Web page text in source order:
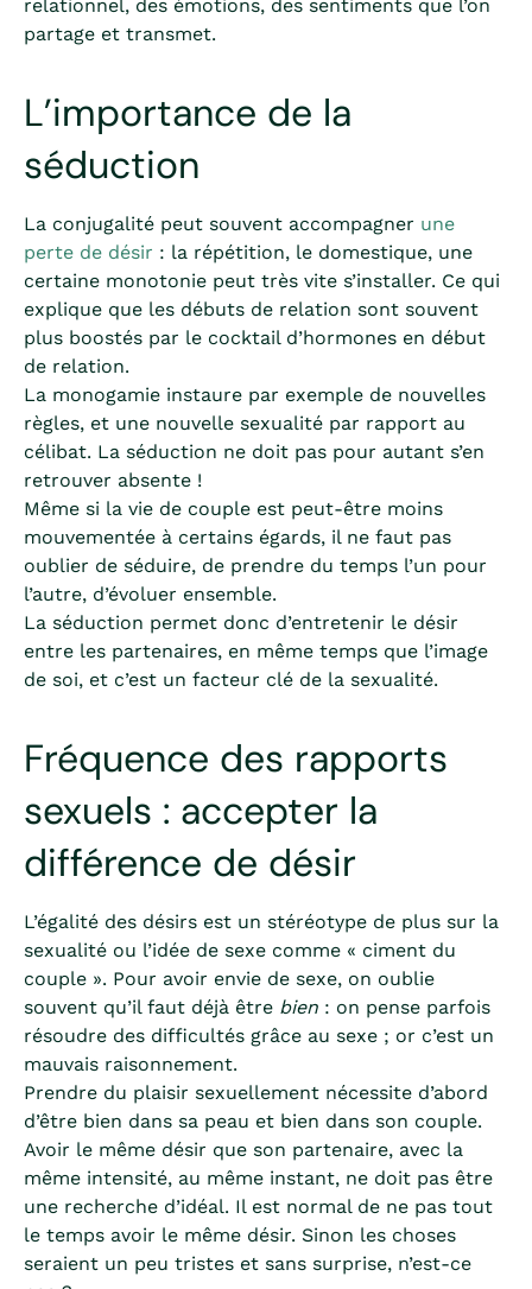
relationnel, des émotions, des sentiments que l’on
partage et transmet.
L’importance de la
séduction
La conjugalité peut souvent accompagner une
perte de désir : la répétition, le domestique, une
certaine monotonie peut très vite s’installer. Ce qui
explique que les débuts de relation sont souvent
plus boostés par le cocktail d’hormones en début
de relation.
La monogamie instaure par exemple de nouvelles
règles, et une nouvelle sexualité par rapport au
célibat. La séduction ne doit pas pour autant s’en
retrouver absente !
Même si la vie de couple est peut-être moins
mouvementée à certains égards, il ne faut pas
oublier de séduire, de prendre du temps l’un pour
l’autre, d’évoluer ensemble.
La séduction permet donc d’entretenir le désir
entre les partenaires, en même temps que l’image
de soi, et c’est un facteur clé de la sexualité.
Fréquence des rapports
sexuels : accepter la
différence de désir
L’égalité des désirs est un stéréotype de plus sur la
sexualité ou l’idée de sexe comme « ciment du
couple ». Pour avoir envie de sexe, on oublie
souvent qu’il faut déjà être bien : on pense parfois
résoudre des difficultés grâce au sexe ; or c’est un
mauvais raisonnement.
Prendre du plaisir sexuellement nécessite d’abord
d’être bien dans sa peau et bien dans son couple.
Avoir le même désir que son partenaire, avec la
même intensité, au même instant, ne doit pas être
une recherche d’idéal. Il est normal de ne pas tout
le temps avoir le même désir. Sinon les choses
seraient un peu tristes et sans surprise, n’est-ce